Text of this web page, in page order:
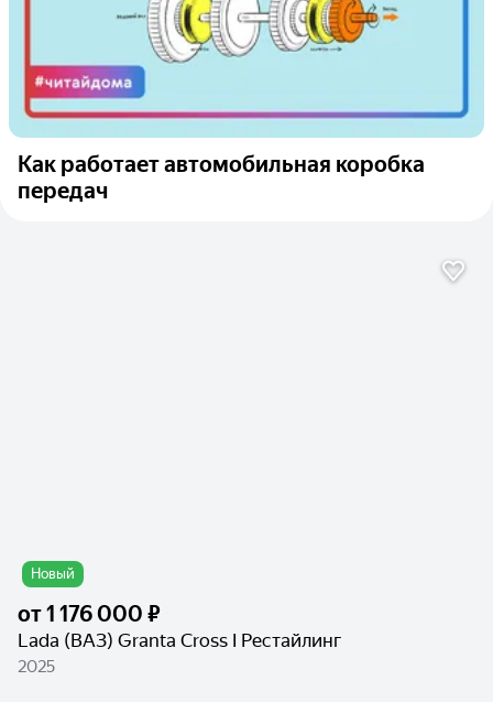
Как работает автомобильная коробка
передач
Новый
от1 176 000 ₽
Lada (ВАЗ) Granta Cross I Рестайлинг
2025